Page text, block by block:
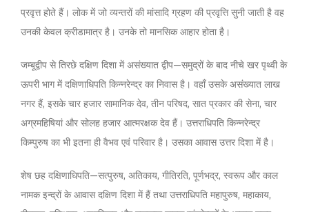
प्रवृत्त होते हैं। लोक में जो व्यन्तरों की मांसादि ग्रहण की प्रवृत्ति सुनी जाती है वह
उनकी केवल क्रीडामात्र है। उनके तो मानसिक आहार होता है।
जम्बूद्वीप से तिरछे दक्षिण दिशा में असंख्यात द्वीप—समुद्रों के बाद नीचे खर पृथ्वी के
ऊपरी भाग में दक्षिणाधिपति किन्नरेन्द्र का निवास है। वहाँ उसके असंख्यात लाख
नगर हैं, इसके चार हजार सामानिक देव, तीन परिषद, सात प्रकार की सेना, चार
अग्रमहिषियां और सोलह हजार आत्मरक्षक देव हैं। उत्तराधिपति किन्नरेन्द्र
किम्पुरुष का भी इतना ही वैभव एवं परिवार है। उसका आवास उत्तर दिशा में है।
शेष छह दक्षिणाधिपति—सत्पुरुष, अतिकाय, गीतिरति, पूर्णभद्र, स्वरूप और काल
नामक इन्द्रों के आवास दक्षिण दिशा में हैं तथा उत्तराधिपति महापुरुष, महाकाय,